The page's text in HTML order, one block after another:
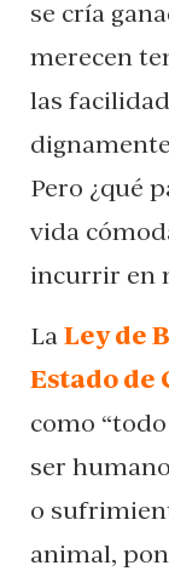
se cría
merecen
las
Pero ¿qué
vida
incurrir en
La Ley de
Estado de
como
ser
o
animal,